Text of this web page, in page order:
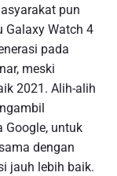
pun
Galaxy Watch 4
pada
meski
2021. Alih-alih
Google, untuk
dengan
jauh lebih baik.